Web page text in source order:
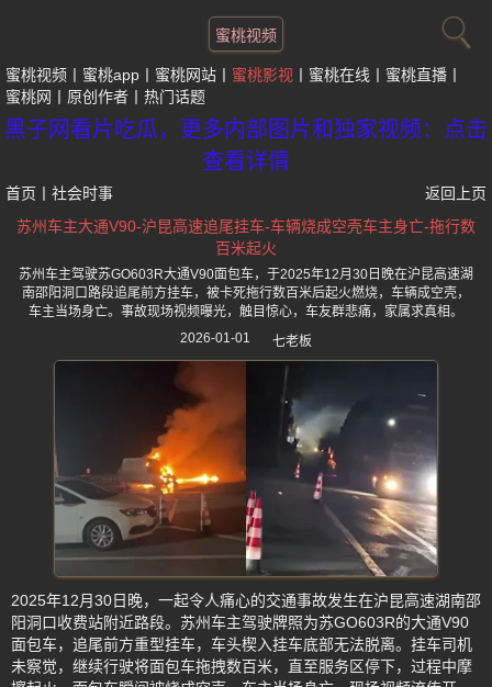
蜜桃视频
蜜桃视频 蜜桃app 蜜桃网站 蜜桃影视 蜜桃在线
蜜桃直播
蜜桃网
原创作者 热门话题
黑子网看片吃瓜，更多内部图片和独家视频：点击
查看详情
首页 社会时事
返回上页
苏州车主大通V90-沪昆高速追尾挂车-车辆烧成空壳车主身亡-拖行数
百米起火
苏州车主驾驶苏GO603R大通V90面包车，于2025年12月30日晚在沪昆高速湖
南邵阳洞口路段追尾前方挂车，被卡死拖行数百米后起火燃烧，车辆成空壳，
车主当场身亡。事故现场视频曝光，触目惊心，车友群悲痛，家属求真相。
2026-01-01
七老板
2025年12月30日晚，一起令人痛心的交通事故发生在沪昆高速湖南邵
阳洞口收费站附近路段。苏州车主驾驶牌照为苏GO603R的大通V90
面包车，追尾前方重型挂车，车头楔入挂车底部无法脱离。挂车司机
未察觉，继续行驶将面包车拖拽数百米，直至服务区停下，过程中摩